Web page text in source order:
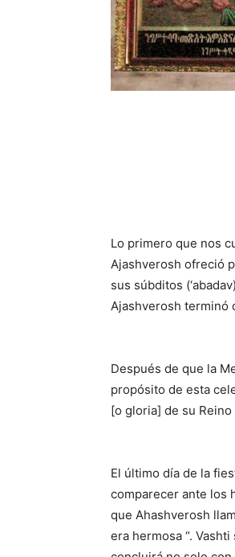
Lo primero que nos
Ajashverosh ofreció
sus súbditos
Ajashverosh terminó
Después de que la
propósito de esta
[o gloria] de su Reino
El último día de la
comparecer ante los
que Ahashverosh
era hermosa “.